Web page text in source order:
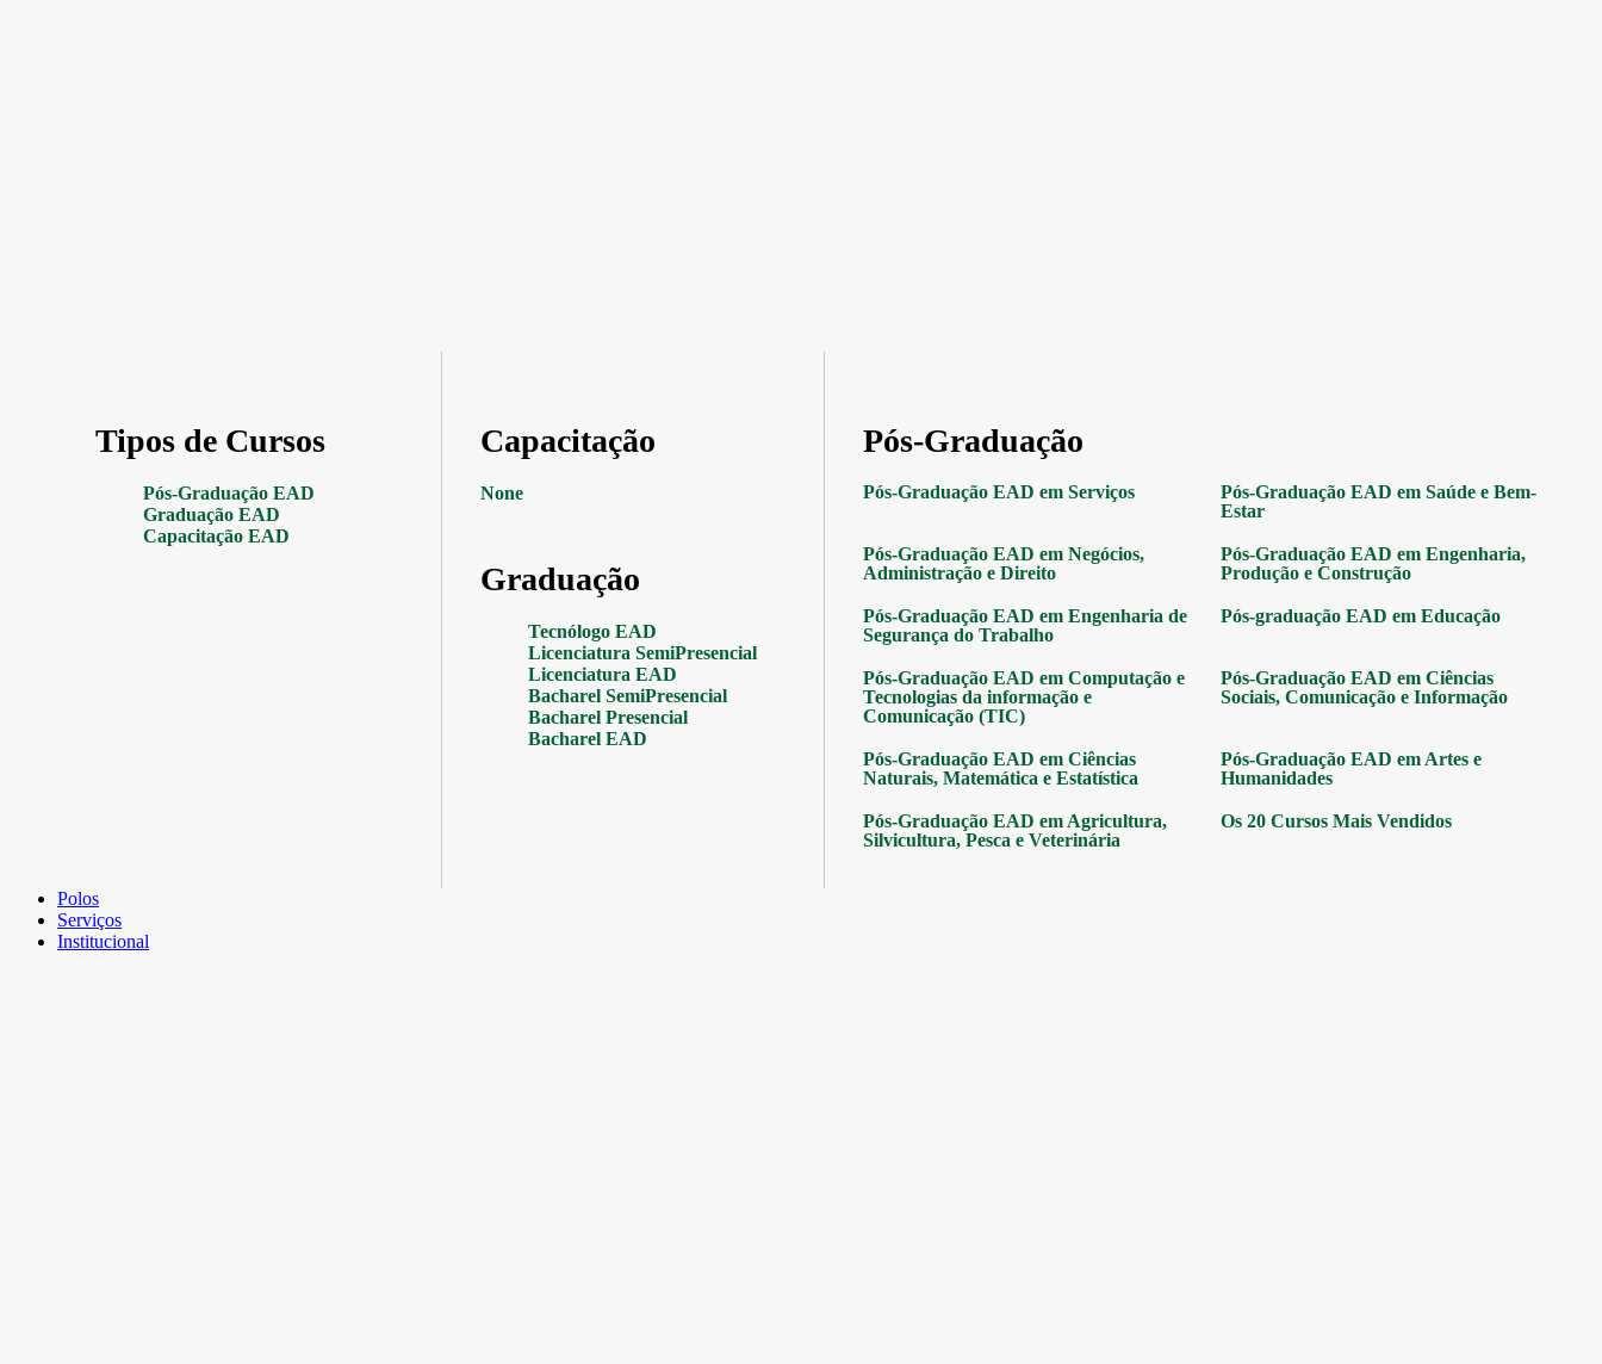
Tipos de Cursos
Pós-Graduação EAD
Graduação EAD
Capacitação EAD
Capacitação
None
Graduação
Tecnólogo EAD
Licenciatura SemiPresencial
Licenciatura EAD
Bacharel SemiPresencial
Bacharel Presencial
Bacharel EAD
Pós-Graduação
Pós-Graduação EAD em Serviços
Pós-Graduação EAD em Saúde e Bem-
Estar
Pós-Graduação EAD em Negócios,
Administração e Direito
Pós-Graduação EAD em Engenharia,
Produção e Construção
Pós-Graduação EAD em Engenharia de
Segurança do Trabalho
Pós-graduação EAD em Educação
Pós-Graduação EAD em Computação e
Tecnologias da informação e
Comunicação (TIC)
Pós-Graduação EAD em Ciências
Sociais, Comunicação e Informação
Pós-Graduação EAD em Ciências
Naturais, Matemática e Estatística
Pós-Graduação EAD em Artes e
Humanidades
Pós-Graduação EAD em Agricultura,
Silvicultura, Pesca e Veterinária
Os 20 Cursos Mais Vendidos
Polos
Serviços
Institucional